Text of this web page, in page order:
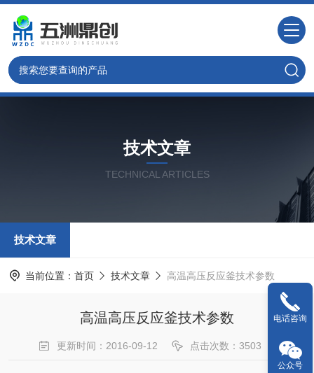
技术文章
TECHNICAL ARTICLES
技术文章
当前位置： 首页 技术文章 高温高压反应釜技术参数
高温高压反应釜技术参数
更新时间：2016-09-12 点击次数：3503
电话咨询
公众号